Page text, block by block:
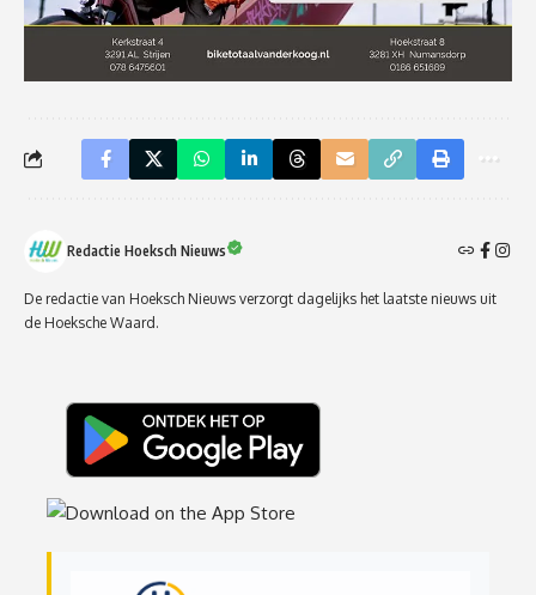
Redactie Hoeksch Nieuws
De redactie van Hoeksch Nieuws verzorgt dagelijks het laatste nieuws uit
de Hoeksche Waard.